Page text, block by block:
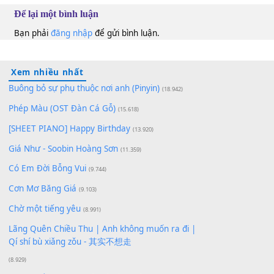
Để lại một bình luận
Xem nhiều nhất
Phép Màu (OST Đàn Cá Gỗ) (15.618)
[SHEET PIANO] Happy Birthday